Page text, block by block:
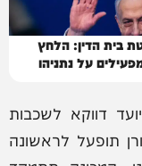
בית הדין: הלחץ
על נתניהו
דווקא לשכבות
תופעל לראשונה